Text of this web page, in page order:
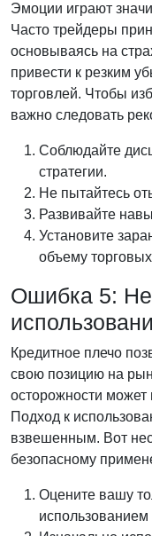
Эмоции играют
Часто трейдеры
основываясь на
привести к резким
торговлей. Чтобы
важно следовать
Соблюдайте
стратегии.
Не пытайтесь
Развивайте
Установите
объему
Ошибка 5:
Кредитное плечо
свою позицию на
осторожности может
Подход к
взвешенным. Вот
безопасному
Оцените вашу
использованием